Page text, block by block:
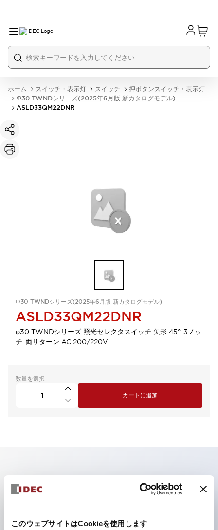
このウェブサイトはCookieを使用します
ホーム スイッチ・表示灯 スイッチ
押ボタンスイッチ・表示灯
Φ30 TWNDシリーズ(2025年6月版 新カタログモデル)
ASLD33QM22DNR
Φ30 TWNDシリーズ(2025年6月版 新カタログモデル)
ASLD33QM22DNR
φ30 TWNDシリーズ 照光セレクタスイッチ 矢形 45°-3ノッ
チ-両リターン AC 200/220V
数量を選択
カートに追加
主な特長
照光ユニットの低電圧タイプ（6～24Vタイプ）は
2026年1月より新カタログモデルの製品に順次切り替え